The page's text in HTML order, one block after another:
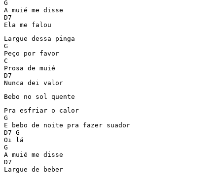
G
A muié me disse
D7
Ela me falou
Largue dessa pinga
G
Peço por favor
C
Prosa de muié
D7
Nunca dei valor
Bebo no sol quente
Pra esfriar o calor
G
E bebo de noite pra fazer suador
D7 G
Oi lá
G
A muié me disse
D7
Largue de beber